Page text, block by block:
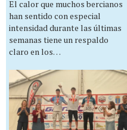
El calor que muchos bercianos
han sentido con especial
intensidad durante las últimas
semanas tiene un respaldo
claro en los…